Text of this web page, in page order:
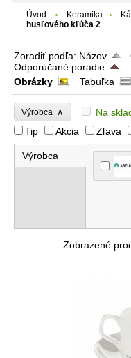
Úvod Keramika
husľového kľúča 2
Zoradiť podľa: Názov
Odporúčané poradie
Obrázky
Tabuľka
Výrobca ∧ Na
Tip
Akcia Zľava
Výrobca
Zobrazené